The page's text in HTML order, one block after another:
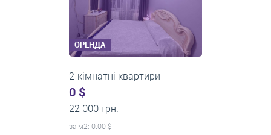
ОРЕНДА
2-кімнатні квартири
0 $
24 000 грн.
за м2: 0.00 $